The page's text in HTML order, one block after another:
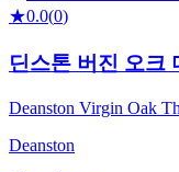
★0.0(0)
딘스톤 버진 오크
Deanston Virgin Oak
Deanston